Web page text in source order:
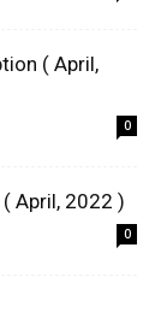
( April,
0
April, 2022 )
0